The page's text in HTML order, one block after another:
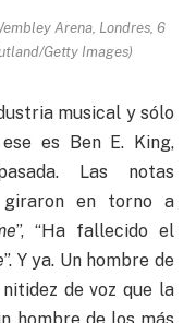
Arena, Londres, 6
Getty Images)
musical y sólo
es Ben E. King,
Las notas
giraron en torno a
”, “Ha fallecido el
”. Y ya. Un hombre de
de voz que la